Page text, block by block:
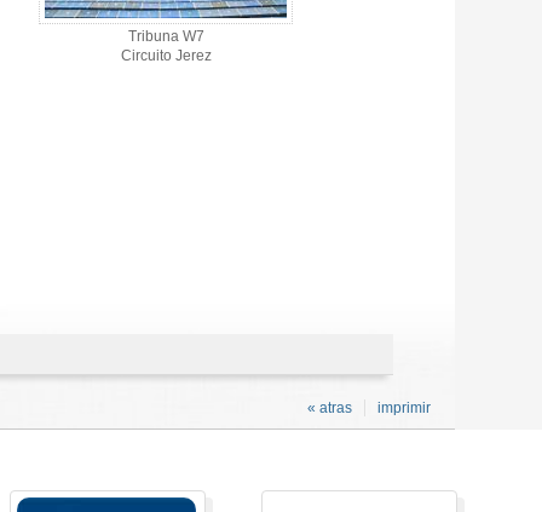
Tribuna W7
Circuito Jerez
imprimir
« atras